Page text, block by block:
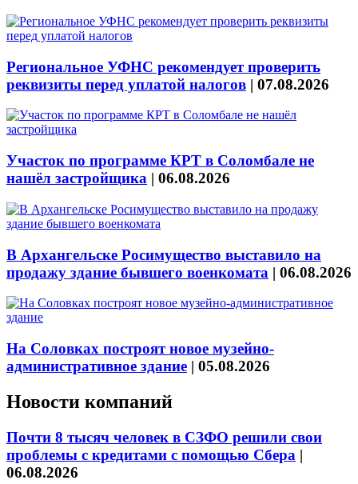
Региональное УФНС рекомендует проверить
реквизиты перед уплатой налогов | 07.08.2026
Участок по программе КРТ в Соломбале не
нашёл застройщика | 06.08.2026
В Архангельске Росимущество выставило на
продажу здание бывшего военкомата | 06.08.2026
На Соловках построят новое музейно-
административное здание | 05.08.2026
Новости компаний
Почти 8 тысяч человек в СЗФО решили свои
проблемы с кредитами с помощью Сбера |
06.08.2026